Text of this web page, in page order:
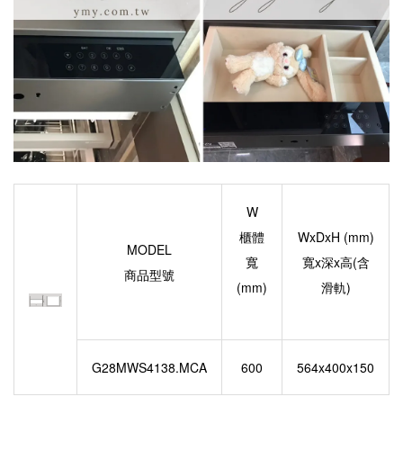
MODEL
商品型號
W
櫃體
寬
(mm)
WxDxH (mm)
寬x深x高(含
滑軌)
G28MWS4138.MCA 600 564x400x150